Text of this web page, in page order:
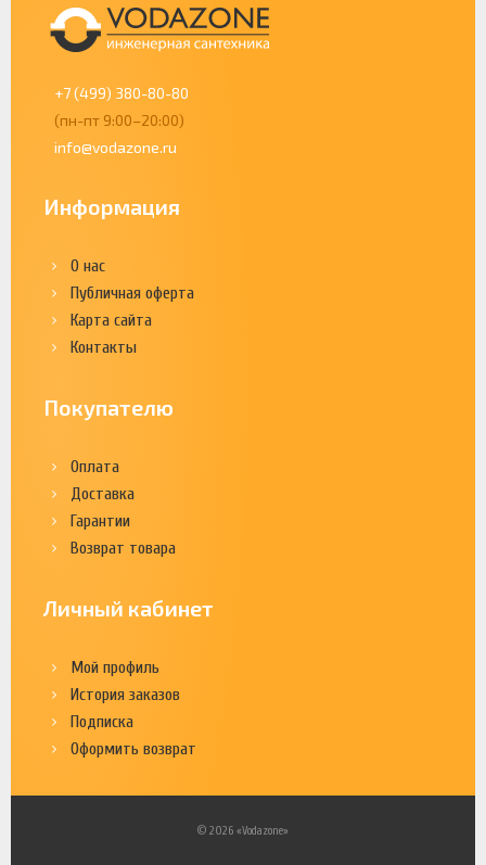
+7 (499) 380-80-80
(пн-пт 9:00–20:00)
info@vodazone.ru
Информация
О нас
Публичная оферта
Карта сайта
Контакты
Покупателю
Оплата
Доставка
Гарантии
Возврат товара
Личный кабинет
Мой профиль
История заказов
Подписка
Оформить возврат
© 2026 «Vodazone»